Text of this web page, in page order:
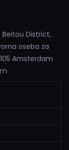
Beitou District,
oseba za
Amsterdam